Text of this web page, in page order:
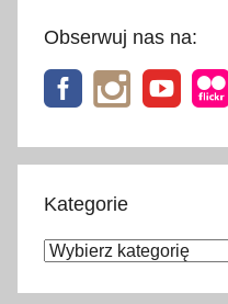
Obserwuj nas na:
Kategorie
Kategorie